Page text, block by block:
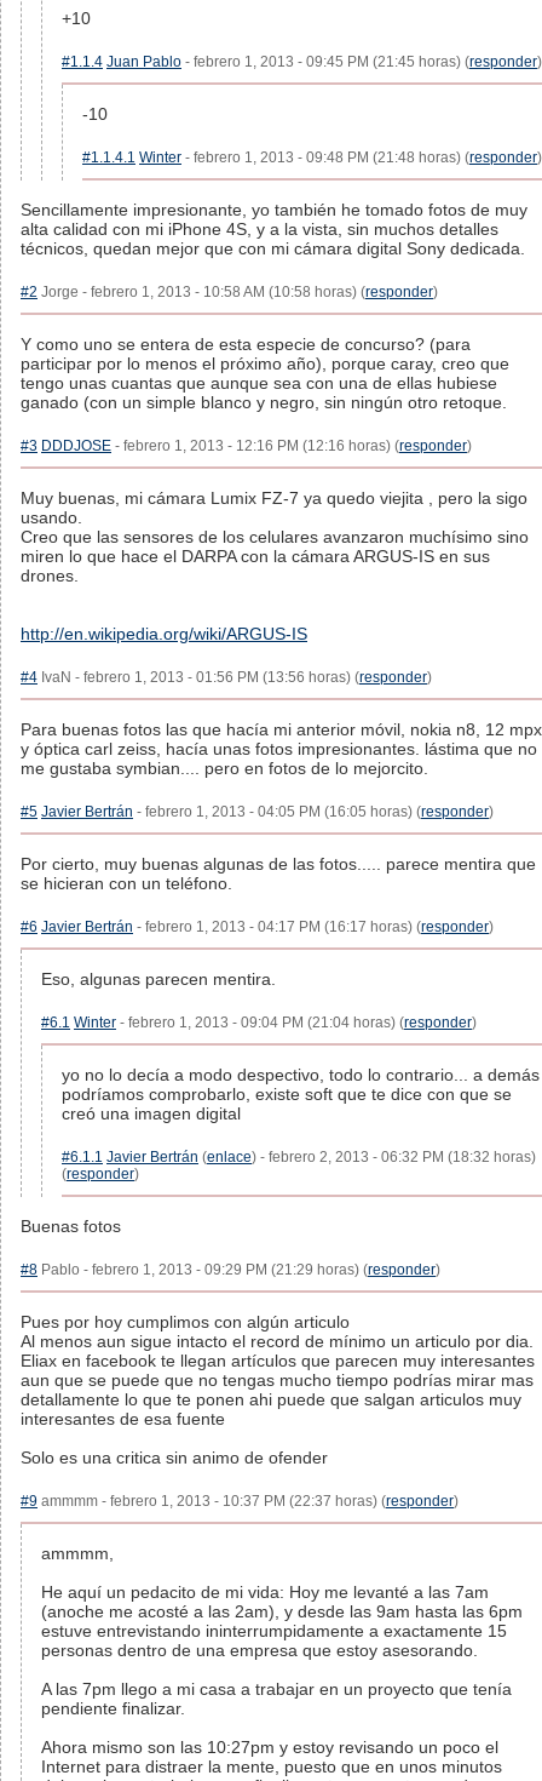
+10
#1.1.4 Juan Pablo - febrero 1, 2013 - 09:45 PM (21:45 horas) (responder)
-10
#1.1.4.1 Winter - febrero 1, 2013 - 09:48 PM (21:48 horas) (responder)
Sencillamente impresionante, yo también he tomado fotos de muy
alta calidad con mi iPhone 4S, y a la vista, sin muchos detalles
técnicos, quedan mejor que con mi cámara digital Sony dedicada.
#2 Jorge - febrero 1, 2013 - 10:58 AM (10:58 horas) (responder)
Y como uno se entera de esta especie de concurso? (para
participar por lo menos el próximo año), porque caray, creo que
tengo unas cuantas que aunque sea con una de ellas hubiese
ganado (con un simple blanco y negro, sin ningún otro retoque.
#3 DDDJOSE - febrero 1, 2013 - 12:16 PM (12:16 horas) (responder)
Muy buenas, mi cámara Lumix FZ-7 ya quedo viejita , pero la sigo
usando.
Creo que las sensores de los celulares avanzaron muchísimo sino
miren lo que hace el DARPA con la cámara ARGUS-IS en sus
drones.
http://en.wikipedia.org/wiki/ARGUS-IS
#4 IvaN - febrero 1, 2013 - 01:56 PM (13:56 horas) (responder)
Para buenas fotos las que hacía mi anterior móvil, nokia n8, 12 mpx
y óptica carl zeiss, hacía unas fotos impresionantes. lástima que no
me gustaba symbian.... pero en fotos de lo mejorcito.
#5 Javier Bertrán - febrero 1, 2013 - 04:05 PM (16:05 horas) (responder)
Por cierto, muy buenas algunas de las fotos..... parece mentira que
se hicieran con un teléfono.
#6 Javier Bertrán - febrero 1, 2013 - 04:17 PM (16:17 horas) (responder)
Eso, algunas parecen mentira.
#6.1 Winter - febrero 1, 2013 - 09:04 PM (21:04 horas) (responder)
yo no lo decía a modo despectivo, todo lo contrario... a demás
podríamos comprobarlo, existe soft que te dice con que se
creó una imagen digital
#6.1.1 Javier Bertrán (enlace) - febrero 2, 2013 - 06:32 PM (18:32 horas)
(responder)
Buenas fotos
#8 Pablo - febrero 1, 2013 - 09:29 PM (21:29 horas) (responder)
Pues por hoy cumplimos con algún articulo
Al menos aun sigue intacto el record de mínimo un articulo por dia.
Eliax en facebook te llegan artículos que parecen muy interesantes
aun que se puede que no tengas mucho tiempo podrías mirar mas
detallamente lo que te ponen ahi puede que salgan articulos muy
interesantes de esa fuente
Solo es una critica sin animo de ofender
#9 ammmm - febrero 1, 2013 - 10:37 PM (22:37 horas) (responder)
ammmm,
He aquí un pedacito de mi vida: Hoy me levanté a las 7am
(anoche me acosté a las 2am), y desde las 9am hasta las 6pm
estuve entrevistando ininterrumpidamente a exactamente 15
personas dentro de una empresa que estoy asesorando.
A las 7pm llego a mi casa a trabajar en un proyecto que tenía
pendiente finalizar.
Ahora mismo son las 10:27pm y estoy revisando un poco el
Internet para distraer la mente, puesto que en unos minutos